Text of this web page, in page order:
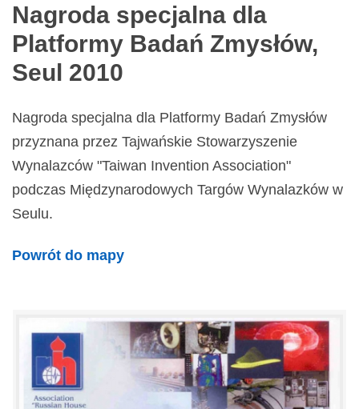
Nagroda specjalna dla
Platformy Badań Zmysłów,
Seul 2010
Nagroda specjalna dla Platformy Badań Zmysłów
przyznana przez Tajwańskie Stowarzyszenie
Wynalazców "Taiwan Invention Association"
podczas Międzynarodowych Targów Wynalazków w
Seulu.
Powrót do mapy